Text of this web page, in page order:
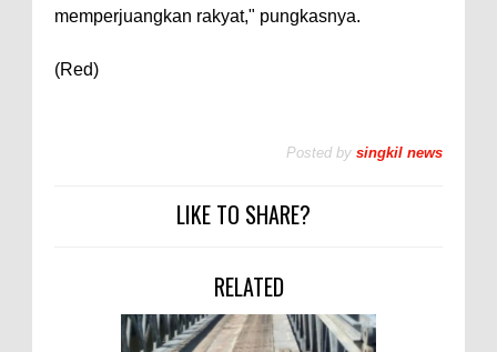
memperjuangkan rakyat," pungkasnya.
(Red)
Posted by singkil news
LIKE TO SHARE?
RELATED